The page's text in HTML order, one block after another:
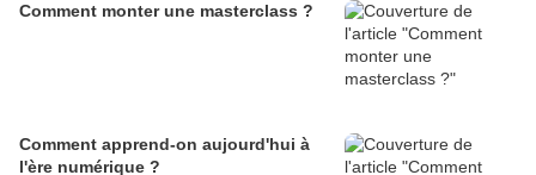
Comment monter une masterclass ?
Comment apprend-on aujourd'hui à
l'ère numérique ?